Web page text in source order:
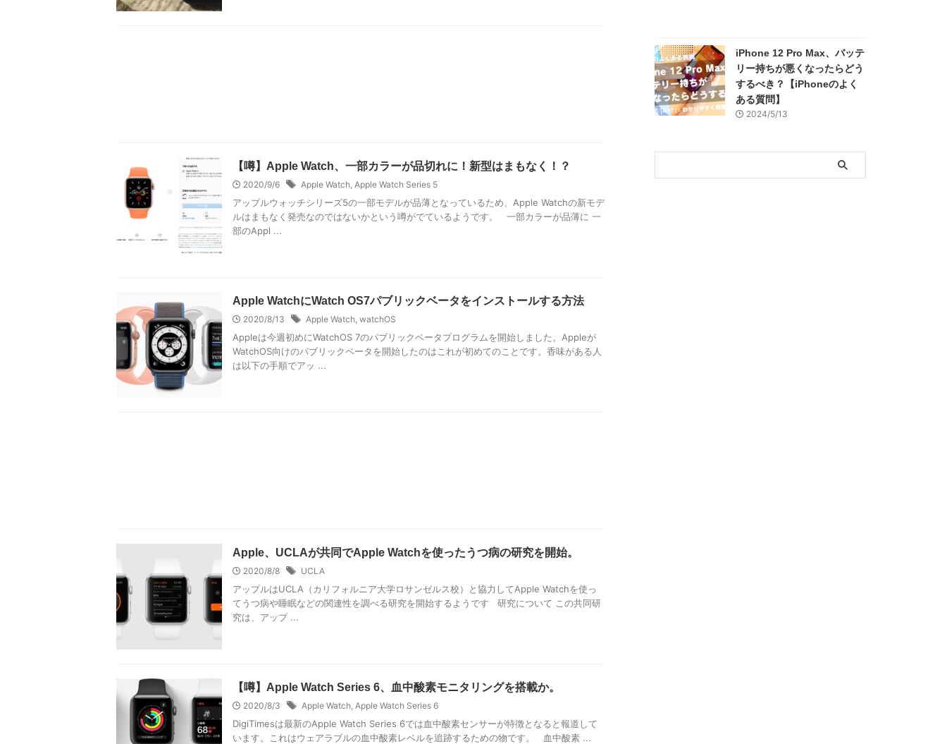
【噂】Apple Watch、一部カラーが品切れに！新型はまもなく！？
2020/9/6 Apple Watch, Apple Watch Series 5
アップルウォッチシリーズ5の一部モデルが品薄となっているため、Apple Watchの新モデ
ルはまもなく発売なのではないかという噂がでているようです。 一部カラーが品薄に 一
部のAppl ...
Apple WatchにWatch OS7パブリックベータをインストールする方法
2020/8/13 Apple Watch, watchOS
Appleは今週初めにWatchOS 7のパブリックベータプログラムを開始しました。Appleが
WatchOS向けのパブリックベータを開始したのはこれが初めてのことです。香味がある人
は以下の手順でアッ ...
Apple、UCLAが共同でApple Watchを使ったうつ病の研究を開始。
2020/8/8 UCLA
アップルはUCLA（カリフォルニア大学ロサンゼルス校）と協力してApple Watchを使っ
てうつ病や睡眠などの関連性を調べる研究を開始するようです 研究について この共同研
究は、アップ ...
【噂】Apple Watch Series 6、血中酸素モニタリングを搭載か。
2020/8/3 Apple Watch, Apple Watch Series 6
DigiTimesは最新のApple Watch Series 6では血中酸素センサーが特徴となると報道して
います。これはウェアラブルの血中酸素レベルを追跡するための物です。 血中酸素 ...
iPhone 12 Pro Max、バッテ
リー持ちが悪くなったらどう
するべき？【iPhoneのよく
ある質問】
2024/5/13